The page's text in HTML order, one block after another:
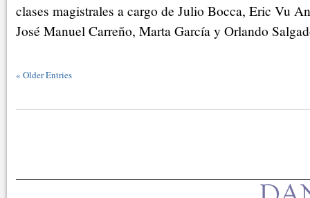
clases magistrales a cargo de Julio Bocca, Eric Vu
José Manuel Carreño, Marta García y Orlando
« Older Entries